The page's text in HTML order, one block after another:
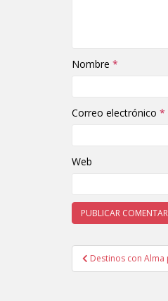
Nombre *
Correo electrónico *
Web
Destinos con